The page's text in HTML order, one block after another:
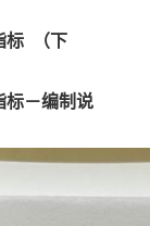
标 （下
标－编制说